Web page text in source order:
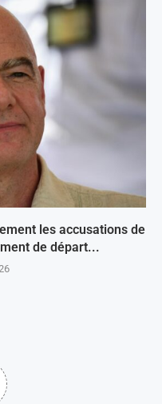
les accusations de
de départ...